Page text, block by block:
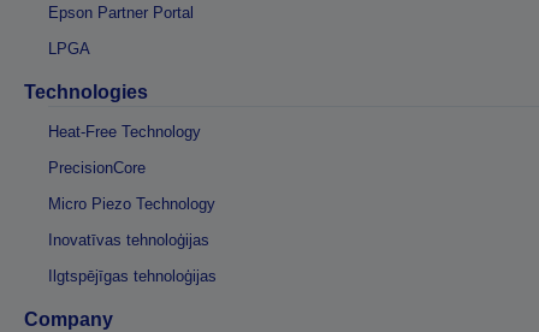
Epson Partner Portal
LPGA
Technologies
Heat-Free Technology
PrecisionCore
Micro Piezo Technology
Inovatīvas tehnoloģijas
Ilgtspējīgas tehnoloģijas
Company